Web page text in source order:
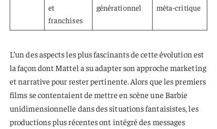
et
franchises
générationnel
méta-critique
L’un des aspects les plus fascinants de cette évolution est
la façon dont Mattel a su adapter son approche marketing
et narrative pour rester pertinente. Alors que les premiers
films se contentaient de mettre en scène une Barbie
unidimensionnelle dans des situations fantaisistes, les
productions plus récentes ont intégré des messages